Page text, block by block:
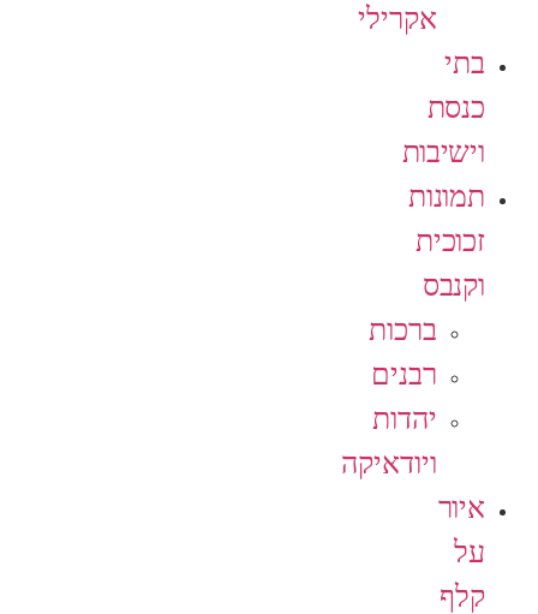
אקרילי
בתי
כנסת
וישיבות
תמונות
זכוכית
וקנבס
ברכות
רבנים
יהדות
ויודאיקה
איור
על
קלף